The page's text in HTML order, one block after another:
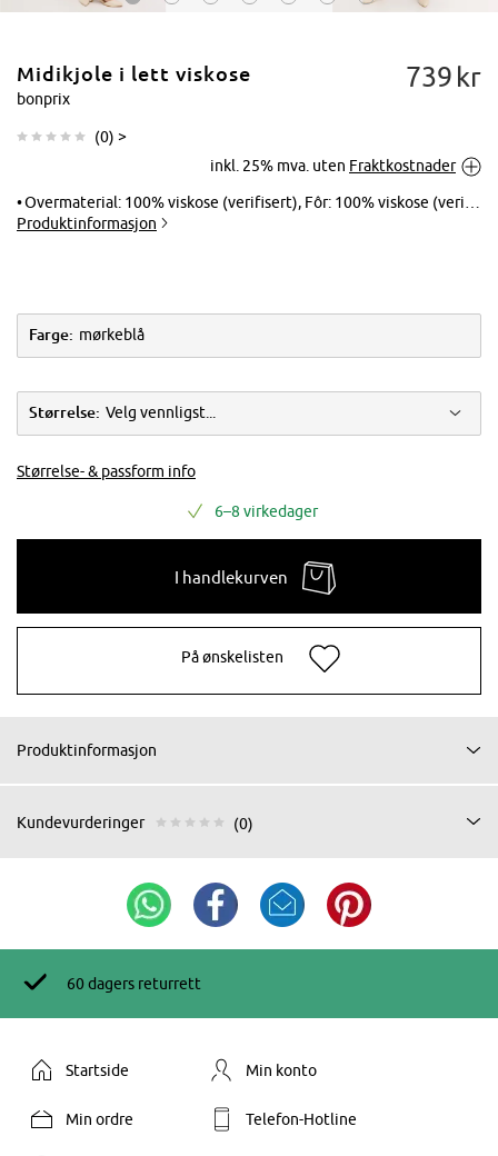
Trykk for å
forstørre
Midikjole i lett viskose
bonprix
(0) >
739 kr
inkl. 25% mva. uten Fraktkostnader
Overmaterial: 100% viskose (verifisert), Fôr: 100% viskose (verifisert)
Produktinformasjon
Farge: mørkeblå
Størrelse: Velg vennligst...
Størrelse- & passform info
6–8 virkedager
I handlekurven
På ønskelisten
Produktinformasjon
Kundevurderinger (0)
60 dagers returrett
Startside Min konto
Min ordre Telefon-Hotline